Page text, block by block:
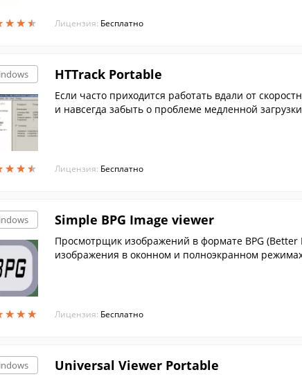
★★★
★★★ Лицензия: Бесплатно
★★★
★★★
HTTrack Portable
Если часто приходится работать вдали от
и навсегда забыть о проблеме медленной
Лицензия: Бесплатно
★★★
★★★
Simple BPG Image viewer
Просмотрщик изображений в формате BPG
изображения в оконном и полноэкранном
Лицензия: Бесплатно
Universal Viewer Portable